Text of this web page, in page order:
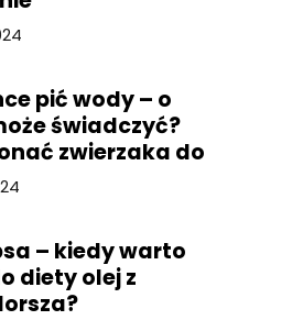
pić wody – o
świadczyć?
zwierzaka do
– kiedy warto
diety olej z